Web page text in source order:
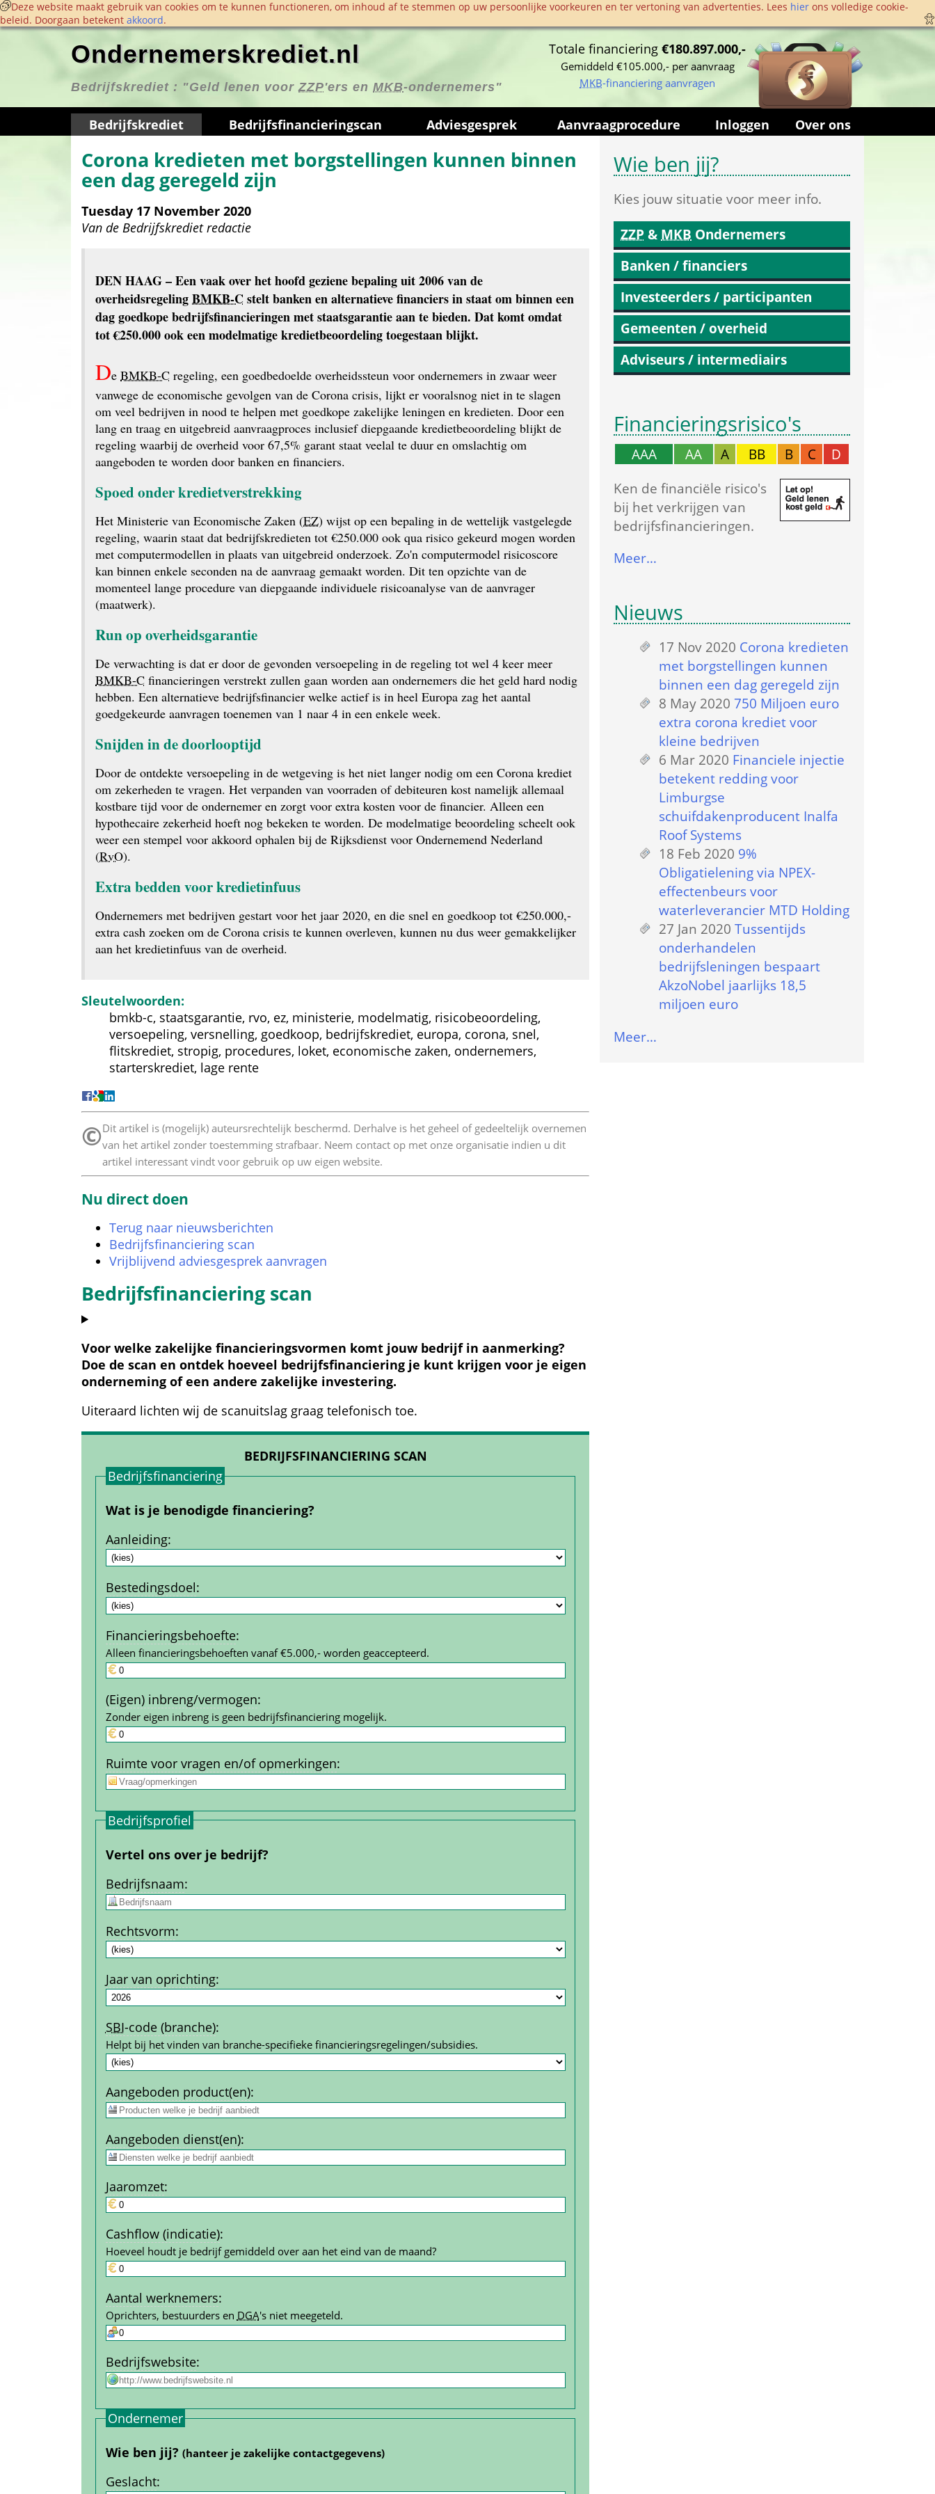
Deze website maakt gebruik van cookies om te kunnen functioneren, om inhoud af te stemmen op uw persoonlijke voorkeuren en ter vertoning van advertenties. Lees hier ons volledige cookie­
beleid. Doorgaan betekent akkoord.
Totale financiering €180.897.000,-
Gemiddeld €105.000,- per aanvraag
MKB-financiering aanvragen
Ondernemerskrediet.nl
Bedrijfskrediet : "Geld lenen voor ZZP'ers en MKB-ondernemers"
Bedrijfskrediet Bedrijfs­financiering­scan Advies­gesprek Aanvraag­procedure Inloggen Over ons
Corona kredieten met borgstellingen kunnen binnen
een dag geregeld zijn
Tuesday 17 November 2020
Van de Bedrijfskrediet redactie
DEN HAAG – Een vaak over het hoofd geziene bepaling uit 2006 van de
overheidsregeling BMKB-C stelt banken en alternatieve financiers in staat om binnen een
dag goedkope bedrijfsfinancieringen met staatsgarantie aan te bieden. Dat komt omdat
tot €250.000 ook een modelmatige kredietbeoordeling toegestaan blijkt.
De BMKB-C regeling, een goedbedoelde overheidssteun voor ondernemers in zwaar weer
vanwege de economische gevolgen van de Corona crisis, lijkt er vooralsnog niet in te slagen
om veel bedrijven in nood te helpen met goedkope zakelijke leningen en kredieten. Door een
lang en traag en uitgebreid aanvraag­proces inclusief diepgaande krediet­beoordeling blijkt de
regeling waarbij de overheid voor 67,5% garant staat veelal te duur en omslachtig om
aangeboden te worden door banken en financiers.
Spoed onder kredietverstrekking
Het Ministerie van Economische Zaken (EZ) wijst op een bepaling in de wettelijk vastgelegde
regeling, waarin staat dat bedrijfskredieten tot €250.000 ook qua risico gekeurd mogen worden
met computermodellen in plaats van uitgebreid onderzoek. Zo'n computermodel risicoscore
kan binnen enkele seconden na de aanvraag gemaakt worden. Dit ten opzichte van de
momenteel lange procedure van diepgaande individuele risico­analyse van de aanvrager
(maatwerk).
Run op overheidsgarantie
De verwachting is dat er door de gevonden versoepeling in de regeling tot wel 4 keer meer
BMKB-C financieringen verstrekt zullen gaan worden aan ondernemers die het geld hard nodig
hebben. Een alternatieve bedrijfsfinancier welke actief is in heel Europa zag het aantal
goedgekeurde aanvragen toenemen van 1 naar 4 in een enkele week.
Snijden in de doorlooptijd
Door de ontdekte versoepeling in de wetgeving is het niet langer nodig om een Corona krediet
om zekerheden te vragen. Het verpanden van voorraden of debiteuren kost namelijk allemaal
kostbare tijd voor de ondernemer en zorgt voor extra kosten voor de financier. Alleen een
hypothecaire zekerheid hoeft nog bekeken te worden. De modelmatige beoordeling scheelt ook
weer een stempel voor akkoord ophalen bij de Rijksdienst voor Ondernemend Nederland
(RvO).
Extra bedden voor kredietinfuus
Ondernemers met bedrijven gestart voor het jaar 2020, en die snel en goedkoop tot €250.000,-
extra cash zoeken om de Corona crisis te kunnen overleven, kunnen nu dus weer gemakkelijker
aan het kredietinfuus van de overheid.
Sleutelwoorden:
bmkb-c, staatsgarantie, rvo, ez, ministerie, modelmatig, risicobeoordeling,
versoepeling, versnelling, goedkoop, bedrijfskrediet, europa, corona, snel,
flitskrediet, stropig, procedures, loket, economische zaken, ondernemers,
starterskrediet, lage rente
© Dit artikel is (mogelijk) auteursrechtelijk beschermd. Derhalve is het geheel of gedeeltelijk overnemen
van het artikel zonder toestemming strafbaar. Neem contact op met onze organisatie indien u dit
artikel interessant vindt voor gebruik op uw eigen website.
Nu direct doen
Terug naar nieuwsberichten
Bedrijfsfinanciering scan
Vrijblijvend adviesgesprek aanvragen
Bedrijfsfinanciering scan
Voor welke zakelijke financieringsvormen komt jouw bedrijf in aanmerking?
Doe de scan en ontdek hoeveel bedrijfsfinanciering je kunt krijgen voor je eigen
onderneming of een andere zakelijke investering.
Uiteraard lichten wij de scanuitslag graag telefonisch toe.
BEDRIJFSFINANCIERING SCAN
Bedrijfs­financiering
Wat is je benodigde financiering?
Aanleiding:
Bestedings­doel:
Financierings­behoefte:
Alleen financieringsbehoeften vanaf €5.000,- worden geaccepteerd.
(Eigen) inbreng/vermogen:
Zonder eigen inbreng is geen bedrijfs­financiering mogelijk.
Ruimte voor vragen en/of opmerkingen:
Bedrijfs­profiel
Vertel ons over je bedrijf?
Bedrijfs­naam:
Rechtsvorm:
Jaar van oprichting:
SBI-code (branche):
Helpt bij het vinden van branche-specifieke financierings­regelingen/subsidies.
Aangeboden product(en):
Aangeboden dienst(en):
Jaar­omzet:
Cashflow (indicatie):
Hoeveel houdt je bedrijf gemiddeld over aan het eind van de maand?
Aantal werk­nemers:
Oprichters, bestuurders en DGA's niet meegeteld.
Bedrijfs­website:
Ondernemer
Wie ben jij? (hanteer je zakelijke contact­gegevens)
Geslacht:
Wie ben jij?
Kies jouw situatie voor meer info.
ZZP & MKB Ondernemers
Banken / financiers
Investeerders / participanten
Gemeenten / overheid
Adviseurs / intermediairs
Financierings­risico's
AAA AA A BB B C
D
Ken de financiële risico's
bij het verkrijgen van
bedrijfs­financieringen.
Meer…
Nieuws
17 Nov 2020 Corona kredieten
met borgstellingen kunnen
binnen een dag geregeld zijn
8 May 2020 750 Miljoen euro
extra corona krediet voor
kleine bedrijven
6 Mar 2020 Financiele injectie
betekent redding voor
Limburgse
schuifdakenproducent Inalfa
Roof Systems
18 Feb 2020 9%
Obligatielening via NPEX-
effectenbeurs voor
waterleverancier MTD Holding
27 Jan 2020 Tussentijds
onderhandelen
bedrijfsleningen bespaart
AkzoNobel jaarlijks 18,5
miljoen euro
Meer…